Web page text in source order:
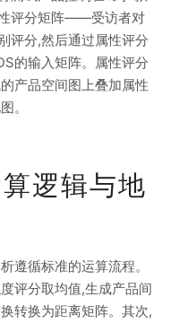
评分矩阵——受访者对
评分,然后通过属性评分
的输入矩阵。属性评分
产品空间图上叠加属性
。
逻辑与地
遵循标准的运算流程。
评分取均值,生成产品间
转换为距离矩阵。其次,